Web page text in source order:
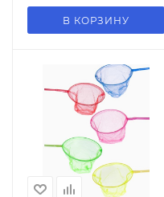
В КОРЗИНУ